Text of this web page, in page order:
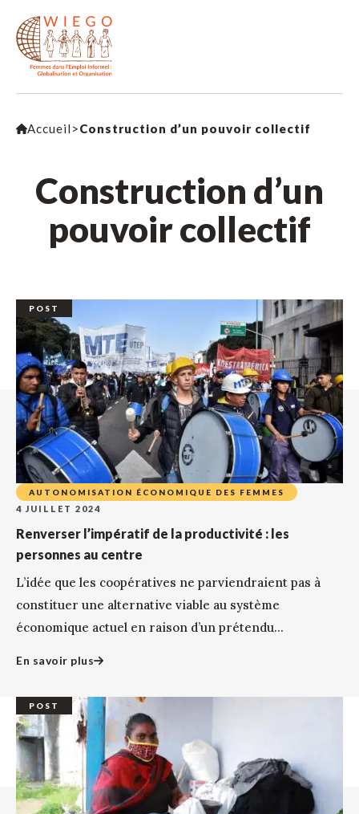
Accueil >Construction d’un pouvoir collectif
Construction d’un
pouvoir collectif
POST
AUTONOMISATION ÉCONOMIQUE DES FEMMES
4 JUILLET 2024
Renverser l’impératif de la productivité : les
personnes au centre
L’idée que les coopératives ne parviendraient pas à
constituer une alternative viable au système
économique actuel en raison d’un prétendu...
En savoir plus
POST